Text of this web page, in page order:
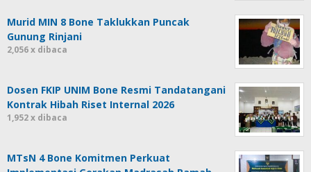
Murid MIN 8 Bone Taklukkan Puncak
Gunung Rinjani
2,056 x dibaca
Dosen FKIP UNIM Bone Resmi Tandatangani
Kontrak Hibah Riset Internal 2026
1,952 x dibaca
MTsN 4 Bone Komitmen Perkuat